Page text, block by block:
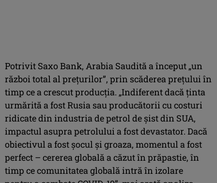
Potrivit Saxo Bank, Arabia Saudită a început „un
război total al preţurilor”, prin scăderea preţului în
timp ce a crescut producţia. „Indiferent dacă ţinta
urmărită a fost Rusia sau producătorii cu costuri
ridicate din industria de petrol de şist din SUA,
impactul asupra petrolului a fost devastator. Dacă
obiectivul a fost şocul şi groaza, momentul a fost
perfect – cererea globală a căzut în prăpastie, în
timp ce comunitatea globală intră în izolare